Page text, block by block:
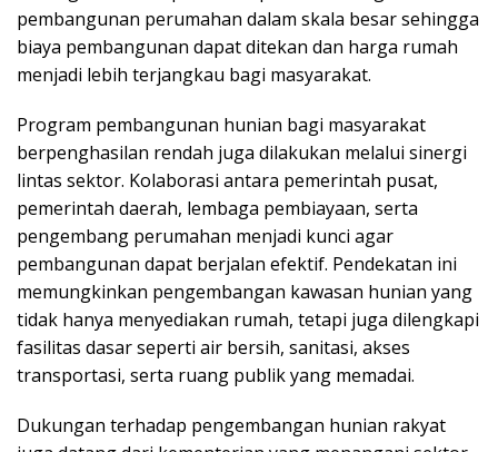
pembangunan perumahan dalam skala besar sehingga
biaya pembangunan dapat ditekan dan harga rumah
menjadi lebih terjangkau bagi masyarakat.
Program pembangunan hunian bagi masyarakat
berpenghasilan rendah juga dilakukan melalui sinergi
lintas sektor. Kolaborasi antara pemerintah pusat,
pemerintah daerah, lembaga pembiayaan, serta
pengembang perumahan menjadi kunci agar
pembangunan dapat berjalan efektif. Pendekatan ini
memungkinkan pengembangan kawasan hunian yang
tidak hanya menyediakan rumah, tetapi juga dilengkapi
fasilitas dasar seperti air bersih, sanitasi, akses
transportasi, serta ruang publik yang memadai.
Dukungan terhadap pengembangan hunian rakyat